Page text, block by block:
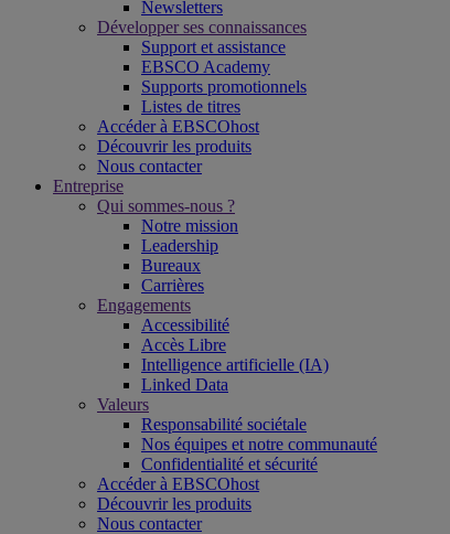
Newsletters
Développer ses connaissances
Support et assistance
EBSCO Academy
Supports promotionnels
Listes de titres
Accéder à EBSCOhost
Découvrir les produits
Nous contacter
Entreprise
Qui sommes-nous ?
Notre mission
Leadership
Bureaux
Carrières
Engagements
Accessibilité
Accès Libre
Intelligence artificielle (IA)
Linked Data
Valeurs
Responsabilité sociétale
Nos équipes et notre communauté
Confidentialité et sécurité
Accéder à EBSCOhost
Découvrir les produits
Nous contacter